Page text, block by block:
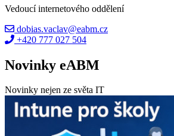
Vedoucí internetového oddělení
dobias.vaclav@eabm.cz
+420 777 027 504
Novinky eABM
Novinky nejen ze světa IT